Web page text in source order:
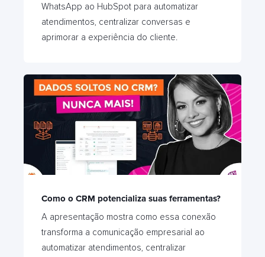
WhatsApp ao HubSpot para automatizar
atendimentos, centralizar conversas e
aprimorar a experiência do cliente.
Como o CRM potencializa suas ferramentas?
A apresentação mostra como essa conexão
transforma a comunicação empresarial ao
automatizar atendimentos, centralizar